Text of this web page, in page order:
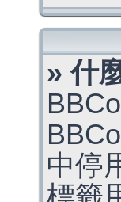
» 什
中停